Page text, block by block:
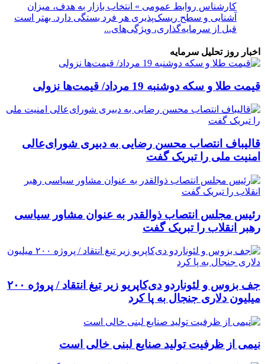
کارشناس روابط عمومی » انتخاب بازار به هدف، میزان
آشنایی و سطح ریسک‌پذیری هر فرد بستگی دارد. بهتر است
قبل از سرمایه‌گذاری، ویژگی‌های...
اخبار روز تحلیل سرمایه
قیمت طلا و سکه دوشنبه 19 مرداد/ قیمت‌ها نزولی
قالیباف انتصاب محسن رضایی به دبیری شورای‌عالی
امنیت ملی را تبریک گفت
رئیس مجلس انتصاب ذوالقدر به عنوان مشاور سیاسی
رهبر انقلاب را تبریک گفت
جف بزوس و لئوناردو دی‌کاپریو زیر تیغ انتقاد / پروژه ۲۰۰
میلیون دلاری جنجال به پا کرد
نیمی از ظرفیت تولید صنایع لبنی خالی است